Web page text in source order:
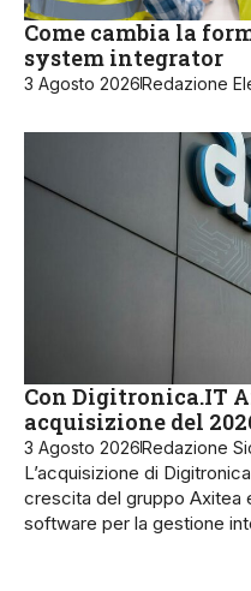
Come cambia la
system integrator
3 Agosto 2026Redazione
Con Digitronica.IT
acquisizione del
3 Agosto 2026Redazione
L’acquisizione di
crescita del gruppo Axitea
software per la gestione